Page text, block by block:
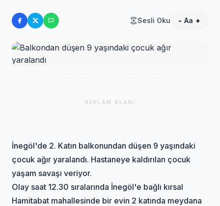
Sesli Oku - Aa +
REKLAM ALANI
İnegöl'de 2. Katın balkonundan düşen 9 yaşındaki
çocuk ağır yaralandı. Hastaneye kaldırılan çocuk
yaşam savaşı veriyor.
Olay saat 12.30 sıralarında İnegöl'e bağlı kırsal
Hamitabat mahallesinde bir evin 2 katında meydana